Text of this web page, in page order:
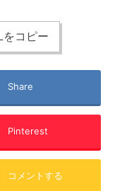
をコピー
Share
Pinterest
コメントする